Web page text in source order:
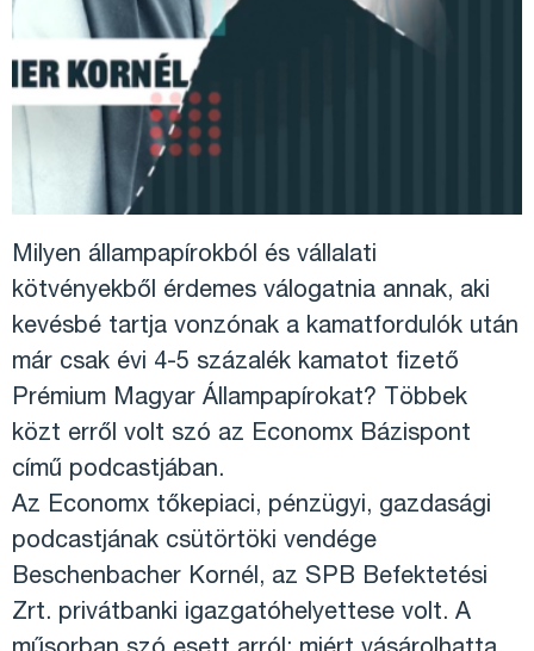
Milyen állampapírokból és vállalati
kötvényekből érdemes válogatnia annak, aki
kevésbé tartja vonzónak a kamatfordulók után
már csak évi 4-5 százalék kamatot fizető
Prémium Magyar Állampapírokat? Többek
közt erről volt szó az Economx Bázispont
című podcastjában.
Az Economx tőkepiaci, pénzügyi, gazdasági
podcastjának csütörtöki vendége
Beschenbacher Kornél, az SPB Befektetési
Zrt. privátbanki igazgatóhelyettese volt. A